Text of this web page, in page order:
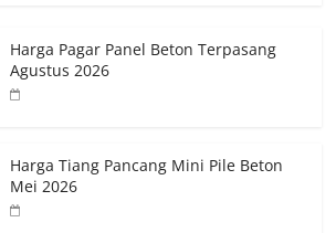
Harga Pagar Panel Beton Terpasang
Agustus 2026
Harga Tiang Pancang Mini Pile Beton
Mei 2026